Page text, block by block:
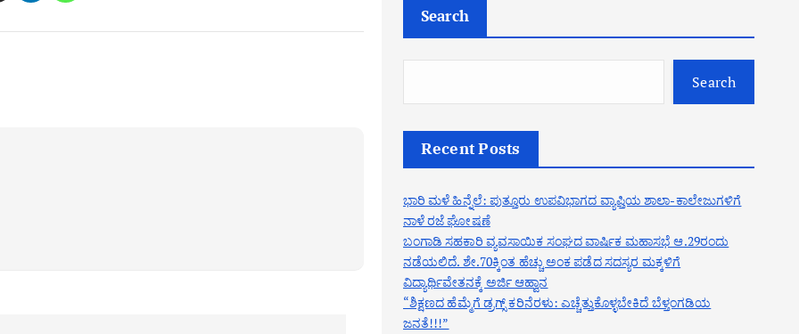
Search
Search
Recent Posts
ಭಾರಿ ಮಳೆ ಹಿನ್ನೆಲೆ: ಪುತ್ತೂರು ಉಪವಿಭಾಗದ ವ್ಯಾಪ್ತಿಯ ಶಾಲಾ-ಕಾಲೇಜುಗಳಿಗೆ
ನಾಳೆ ರಜೆ ಘೋಷಣೆ
ಬಂಗಾಡಿ ಸಹಕಾರಿ ವ್ಯವಸಾಯಿಕ ಸಂಘದ ವಾರ್ಷಿಕ ಮಹಾಸಭೆ ಆ.29ರಂದು
ನಡೆಯಲಿದೆ. ಶೇ.70ಕ್ಕಿಂತ ಹೆಚ್ಚು ಅಂಕ ಪಡೆದ ಸದಸ್ಯರ ಮಕ್ಕಳಿಗೆ
ವಿದ್ಯಾರ್ಥಿವೇತನಕ್ಕೆ ಅರ್ಜಿ ಆಹ್ವಾನ
“ಶಿಕ್ಷಣದ ಹೆಮ್ಮೆಗೆ ಡ್ರಗ್ಸ್ ಕರಿನೆರಳು: ಎಚ್ಚೆತ್ತುಕೊಳ್ಳಬೇಕಿದೆ ಬೆಳ್ತಂಗಡಿಯ
ಜನತೆ!!!”